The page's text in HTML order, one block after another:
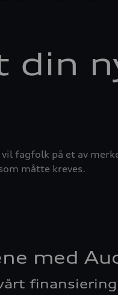
din
fagfolk på et av
måtte kreves.
med